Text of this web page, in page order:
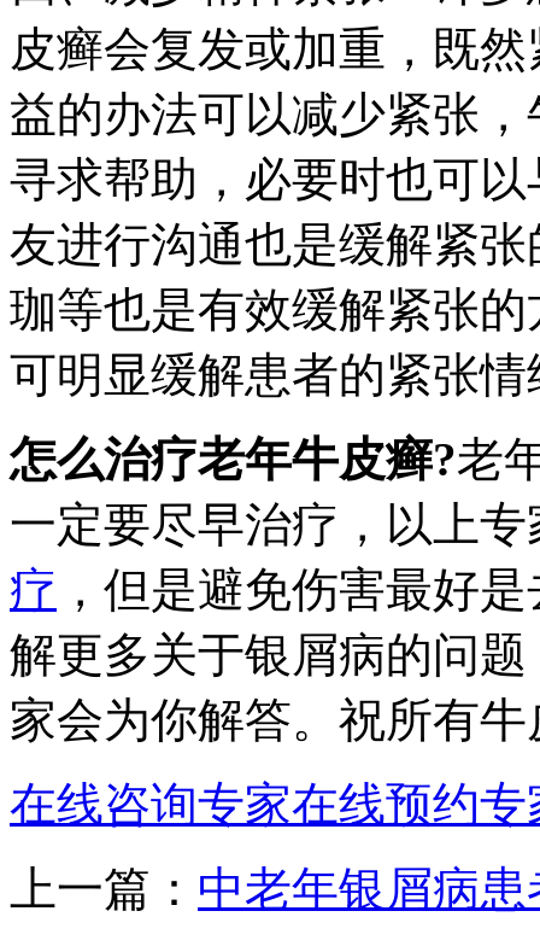
皮癣会复发或加重，既
益的办法可以减少紧张
寻求帮助，必要时也可
友进行沟通也是缓解紧
珈等也是有效缓解紧张
可明显缓解患者的紧张情
怎么治疗老年牛皮癣?老
一定要尽早治疗，以上
疗 ，但是避免伤害最好
解更多关于银屑病的问
家会为你解答。祝所有
在线咨询专家在线预约专
上一篇： 中老年银屑病